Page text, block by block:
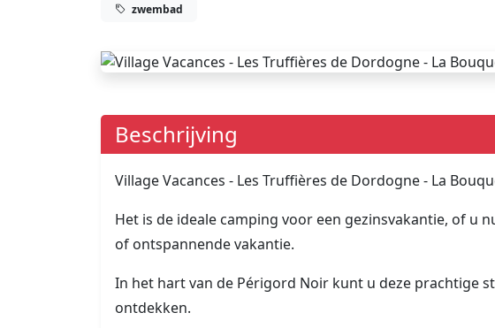
zwembad
Beschrijving
Village Vacances - Les Truffières de Dordogne - La
Het is de ideale camping voor een gezinsvakantie, of u
of ontspannende vakantie.
In het hart van de Périgord Noir kunt u deze prachtige
ontdekken.